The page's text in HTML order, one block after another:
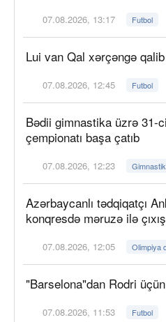
07.08.2026, 13:17 Futbol
Lui van Qal xərçəngə
07.08.2026, 12:45 Futbol
Bədii gimnastika üzrə 31-
çempionatı başa çatıb
07.08.2026, 12:23
Azərbaycanlı tədqiqatçı
konqresdə məruzə ilə
07.08.2026, 12:05 Olimpiya
"Barselona"dan Rodri
07.08.2026, 11:53 Futbol